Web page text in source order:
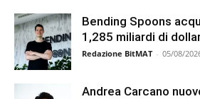
Bending Spoons
1,285 miliardi di
Redazione BitMAT - 05/08/
Andrea Carcano